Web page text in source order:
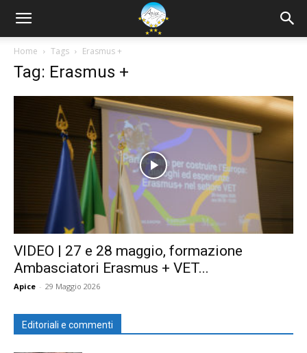
Home Tags Erasmus +
Tag: Erasmus +
VIDEO | 27 e 28 maggio, formazione
Ambasciatori Erasmus + VET...
Apice - 29 Maggio 2026
Editoriali e commenti